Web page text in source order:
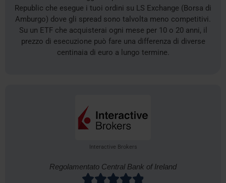
Republic che esegue i tuoi ordini su LS Exchange (Borsa di
Amburgo) dove gli spread sono talvolta meno competitivi.
Su un ETF che acquisterai ogni mese per 10 o 20 anni, il
prezzo di esecuzione può fare una differenza di diverse
centinaia di euro a lungo termine.
Interactive Brokers
Regolamentato Central Bank of Ireland